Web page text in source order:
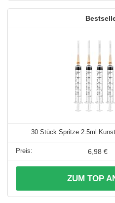
30 Stück Spritze 2.5ml
6,98 €
ZUM TOP